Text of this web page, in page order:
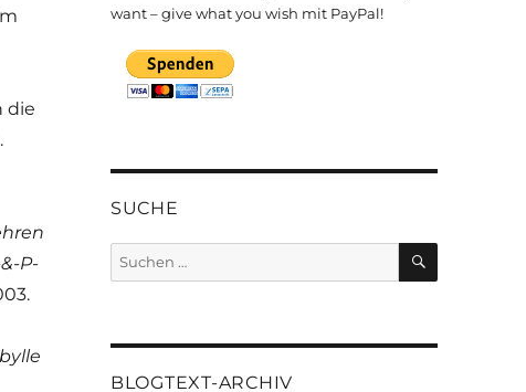
die
P-
want – give what you wish mit PayPal!
SUCHE
Suchen
SUCHEN
BLOGTEXT-ARCHIV